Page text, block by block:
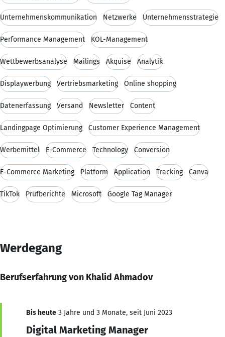
Unternehmenskommunikation Netzwerke Unternehmensstrategie
Performance Management KOL-Management
Wettbewerbsanalyse Mailings Akquise Analytik
Displaywerbung Vertriebsmarketing Online shopping
Datenerfassung Versand Newsletter Content
Landingpage Optimierung Customer Experience Management
Werbemittel E-Commerce Technology Conversion
E-Commerce Marketing Platform Application Tracking Canva
TikTok Prüfberichte Microsoft Google Tag Manager
Werdegang
Berufserfahrung von Khalid Ahmadov
Bis heute 3 Jahre und 3 Monate, seit Juni 2023
Digital Marketing Manager